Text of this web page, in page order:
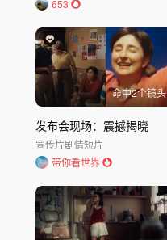
653
命中2个镜头
发布会现场：震撼揭晓
宣传片剧情短片
带你看世界